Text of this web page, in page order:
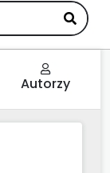
Autorzy